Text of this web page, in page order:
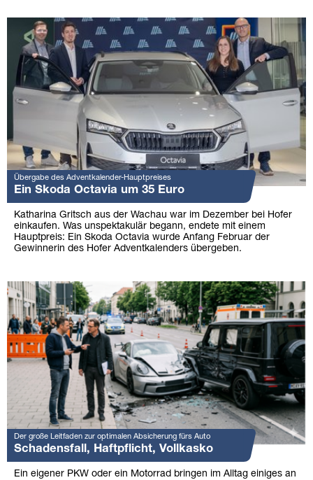
Übergabe des Adventkalender-Hauptpreises
Ein Skoda Octavia um 35 Euro
Katharina Gritsch aus der Wachau war im Dezember bei Hofer
einkaufen. Was unspektakulär begann, endete mit einem
Hauptpreis: Ein Skoda Octavia wurde Anfang Februar der
Gewinnerin des Hofer Adventkalenders übergeben.
Der große Leitfaden zur optimalen Absicherung fürs Auto
Schadensfall, Haftpflicht, Vollkasko
Ein eigener PKW oder ein Motorrad bringen im Alltag einiges an